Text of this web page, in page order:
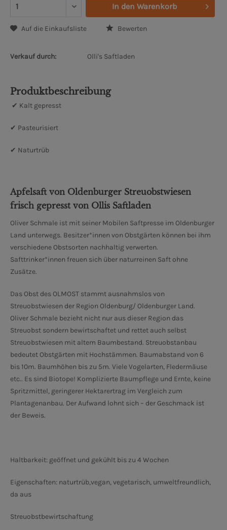
In den Warenkorb
Auf die Einkaufsliste Bewerten
Verkauf durch: Olli's Saftladen
Produktbeschreibung
✔ Kalt gepresst
✔ Pasteurisiert
✔ Naturtrüb
Apfelsaft von Oldenburger Streuobstwiesen
frisch gepresst von Ollis Saftladen
Oliver Schmale ist mit seiner Mobilen Saftpresse im Oldenburger
Land unterwegs. Besitzer*innen von Obstgärten können bei ihm
verschiedene Obstsorten nachhaltig verwerten.
Safttrinker*innen freuen sich über naturreinen Saft ohne
Zusätze.
Das Obst des OLMOST stammt ausnahmslos von
Streuobstwiesen der Region Oldenburg/ Oldenburger Land.
Oliver Schmale bezieht nicht nur aus dieser Region das
Streuobst sondern bewirtschaftet und rettet auch selbst
Streuobstwiesen mit altem Baumbestand. Streuobstanbau
bedeutet Obstgärten mit Hochstämmen. Baumabstand von 6
bis 10m. Baumhöhen bis zu 5m. Viele Vogelarten, Fledermäuse
etc.. Es sind Biotope! Komplizierte Baumpflege und Ernte, keine
Spritzmittel, geringerer Hektarertrag im Vergleich zum
Plantagenanbau. Der Aufwand lohnt sich – der Geschmack ist
der Beweis.
Haltbarkeit: geöffnet und gekühlt bis zu 4 Wochen
Eigenschaften: naturtrüb,vegan, vegetarisch, umweltfreundlich,
da aus
Streuobstbewirtschaftung